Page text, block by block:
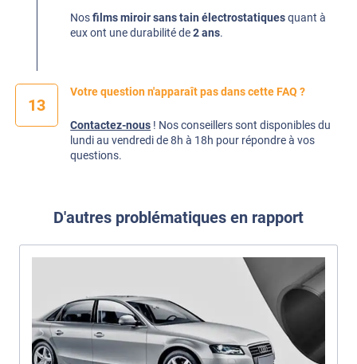
Nosfilms miroir sans tain électrostatiquesquant à
eux ont une durabilité de2 ans.
13
Votre question n'apparaît pas dans cette FAQ ?
Contactez-nous ! Nos conseillers sont disponibles du
lundi au vendredi de 8h à 18h pour répondre à vos
questions.
D'autres problématiques en rapport